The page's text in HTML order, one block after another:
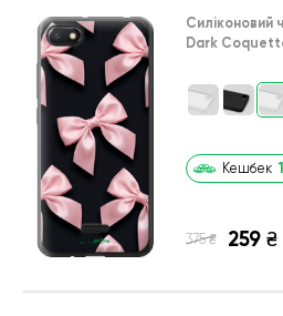
Силіконовий
Dark
Кешбек
375 ₴ 259 ₴